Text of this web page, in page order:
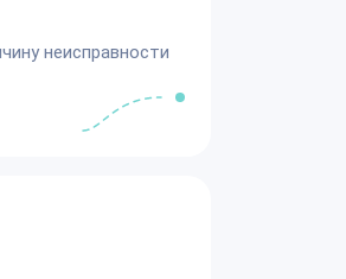
неисправности